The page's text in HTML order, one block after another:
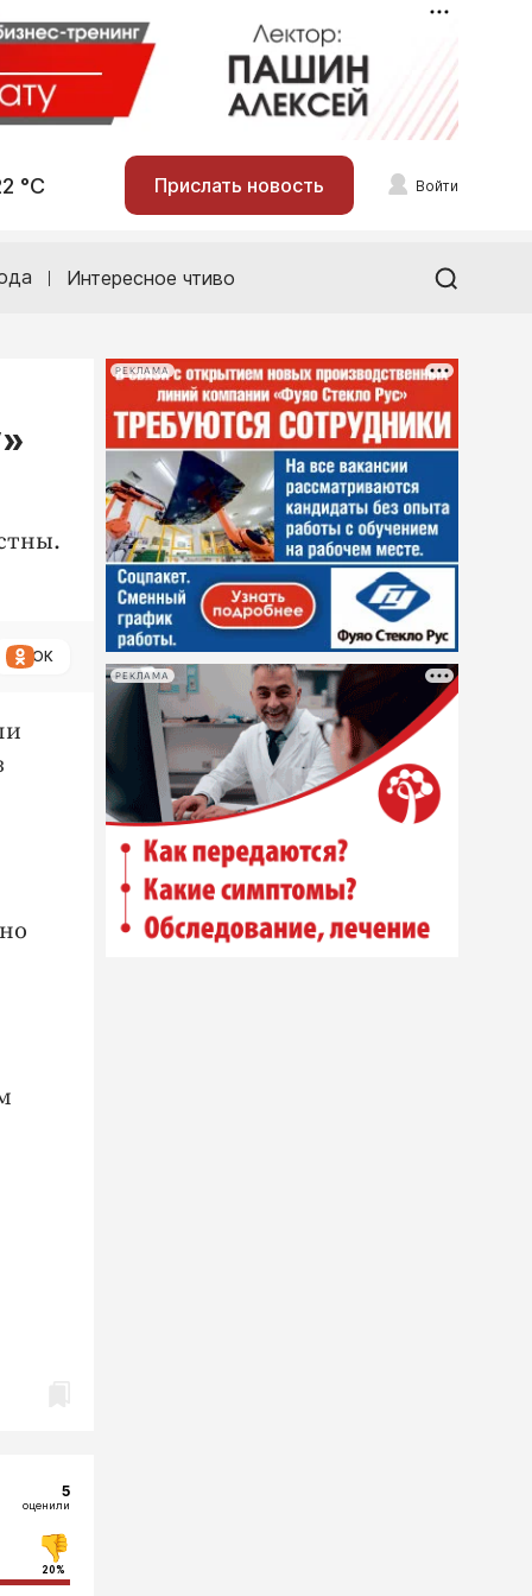
°С Прислать новость Войти
Интересное чтиво
ОК
РЕКЛАМА
РЕКЛАМА
5
оценили
20%